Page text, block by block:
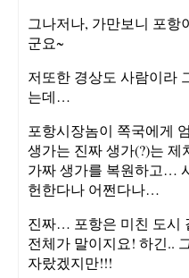
그나저나, 가만보니 포항
군요~
저또한 경상도 사람이라
는데…
포항시장놈이 쪽국에게
생가는 진짜 생가(?)는
가짜 생가를 복원하고…
헌한다나 어쩐다나…
진짜… 포항은 미친 도시
전체가 말이지요! 하긴..
자랐겠지만!!!